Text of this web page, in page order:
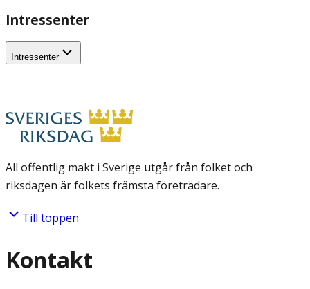
Intressenter
Intressenter
All offentlig makt i Sverige utgår från folket och
riksdagen är folkets främsta företrädare.
Till toppen
Kontakt